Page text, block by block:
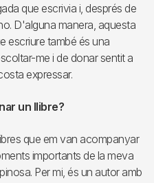
que escrivia i, després de
D'alguna manera, aquesta
escriure també és una
me i de donar sentit a
expressar.
un llibre?
que em van acompanyar
importants de la meva
Per mi, és un autor amb